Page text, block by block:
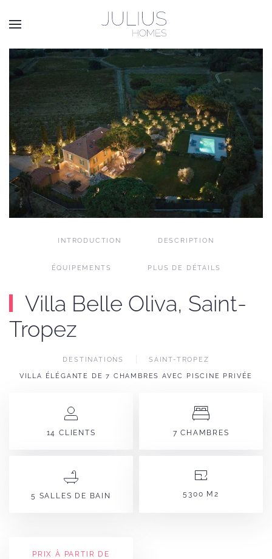
Passer au contenu principal
INTRODUCTION DESCRIPTION
ÉQUIPEMENTS PLUS DE DÉTAILS
Villa Belle Oliva, Saint-
Tropez
DESTINATIONS SAINT-TROPEZ
VILLA ÉLÉGANTE DE 7 CHAMBRES AVEC PISCINE PRIVÉE
14 CLIENTS 7 CHAMBRES
5 SALLES DE BAIN 5300 M2
PRIX À PARTIR DE